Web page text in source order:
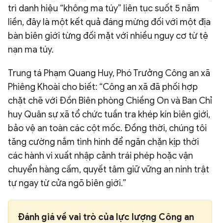
trì danh hiệu “không ma túy” liên tục suốt 5 năm
liền, đây là một kết quả đáng mừng đối với một địa
bàn biên giới từng đối mặt với nhiều nguy cơ từ tệ
nạn ma túy.
Trung tá Phạm Quang Huy, Phó Trưởng Công an xã
Phiêng Khoài cho biết: “Công an xã đã phối hợp
chặt chẽ với Đồn Biên phòng Chiềng On và Ban Chỉ
huy Quân sự xã tổ chức tuần tra khép kín biên giới,
bảo vệ an toàn các cột mốc. Đồng thời, chúng tôi
tăng cường nắm tình hình để ngăn chặn kịp thời
các hành vi xuất nhập cảnh trái phép hoặc vận
chuyển hàng cấm, quyết tâm giữ vững an ninh trật
tự ngay từ cửa ngõ biên giới.”
Đánh giá về vai trò của lực lượng Công an